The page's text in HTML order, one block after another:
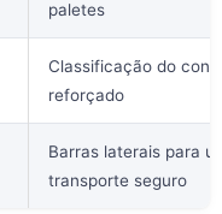
paletes
Classificação do
reforçado
Barras laterais para
transporte seguro